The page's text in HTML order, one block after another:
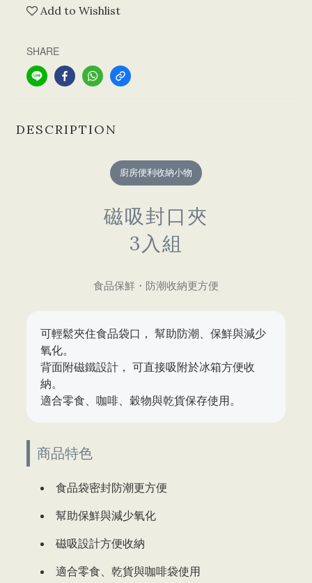
Add to Wishlist
SHARE
DESCRIPTION
廚房便利收納小物
磁吸封口夾
3入組
食品保鮮・防潮收納更方便
可輕鬆夾住食品袋口， 幫助防潮、保鮮與減少
氧化。
背面附磁鐵設計， 可直接吸附於冰箱方便收
納。
適合零食、咖啡、穀物與乾貨保存使用。
商品特色
食品袋密封防潮更方便
幫助保鮮與減少氧化
磁吸設計方便收納
適合零食、乾貨與咖啡袋使用